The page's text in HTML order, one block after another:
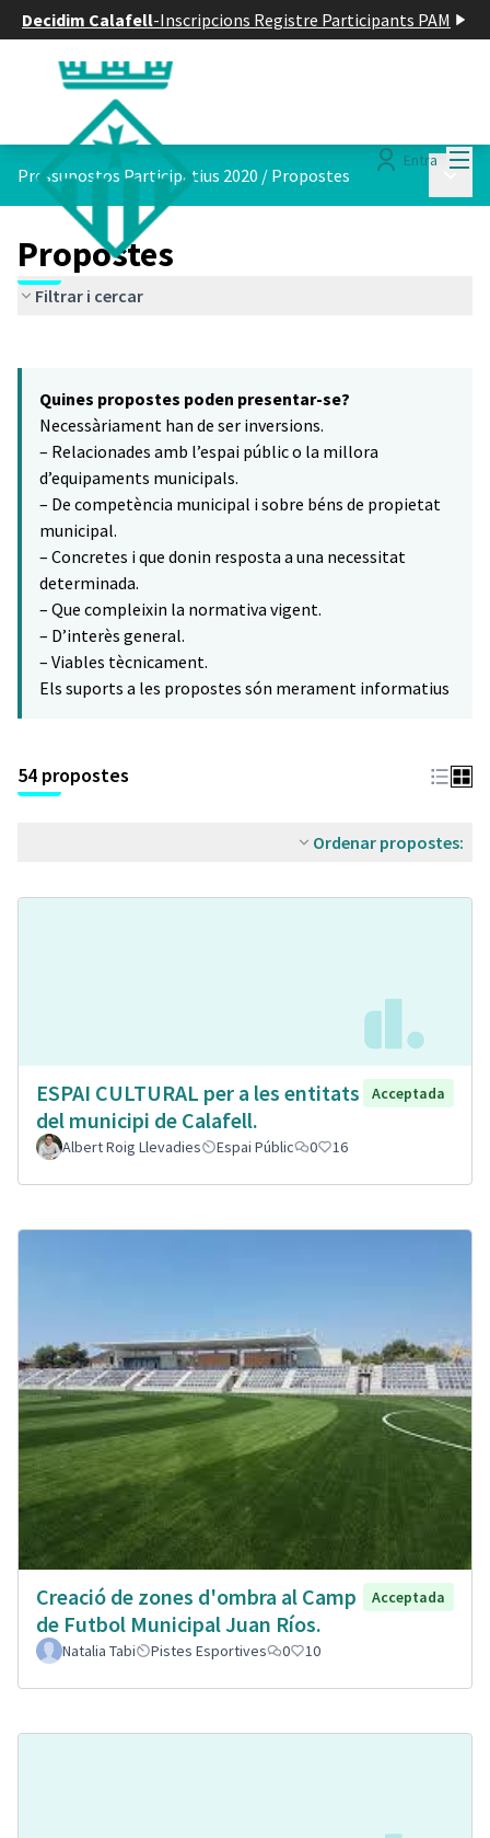
Decidim Calafell-Inscripcions Registre Participants PAM
Entra
Pressupostos Participatius 2020 / Propostes
Propostes
Filtrar i cercar
−
Quines propostes poden presentar-se?
Necessàriament han de ser inversions.
– Relacionades amb l’espai públic o la millora
d’equipaments municipals.
– De competència municipal i sobre béns de propietat
municipal.
– Concretes i que donin resposta a una necessitat
determinada.
– Que compleixin la normativa vigent.
– D’interès general.
– Viables tècnicament.
Els suports a les propostes són merament informatius
54 propostes
Ordenar propostes:
ESPAI CULTURAL per a les entitats
del municipi de Calafell.
Acceptada
Albert Roig Llevadies Espai Públic 0 16
Creació de zones d'ombra al Camp
de Futbol Municipal Juan Ríos.
Acceptada
Natalia Tabi Pistes Esportives 0 10